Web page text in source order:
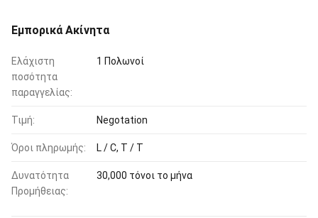
Εμπορικά Ακίνητα
Ελάχιστη
ποσότητα
παραγγελίας:
1 Πολωνοί
Τιμή: Negotation
Όροι πληρωμής: L / C, T / T
Δυνατότητα
Προμήθειας:
30,000 τόνοι το μήνα